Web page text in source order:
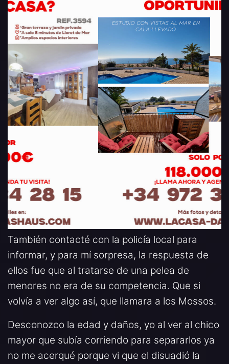
También contacté con la policía local para
informar, y para mí sorpresa, la respuesta de
ellos fue que al tratarse de una pelea de
menores no era de su competencia. Que si
volvía a ver algo así, que llamara a los Mossos.
Desconozco la edad y daños, yo al ver al chico
mayor que subía corriendo para separarlos ya
no me acerqué porque vi que el disuadió la